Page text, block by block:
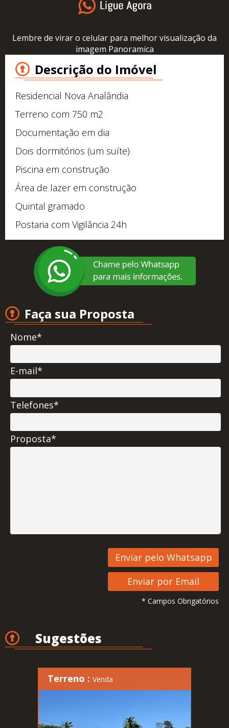
Lembre de virar o celular para melhor visualização da
imagem Panoramica
Descrição do Imóvel
Residencial Nova Analândia
Terreno com 750 m2
Documentação em dia
Dois dormitórios (um suíte)
Piscina em construção
Área de lazer em construção
Quintal gramado
Postaria com Vigilância 24h
Faça sua Proposta
Nome*
E-mail*
Telefones*
Proposta*
* Campos Obrigatórios
Sugestões
Terreno : Venda